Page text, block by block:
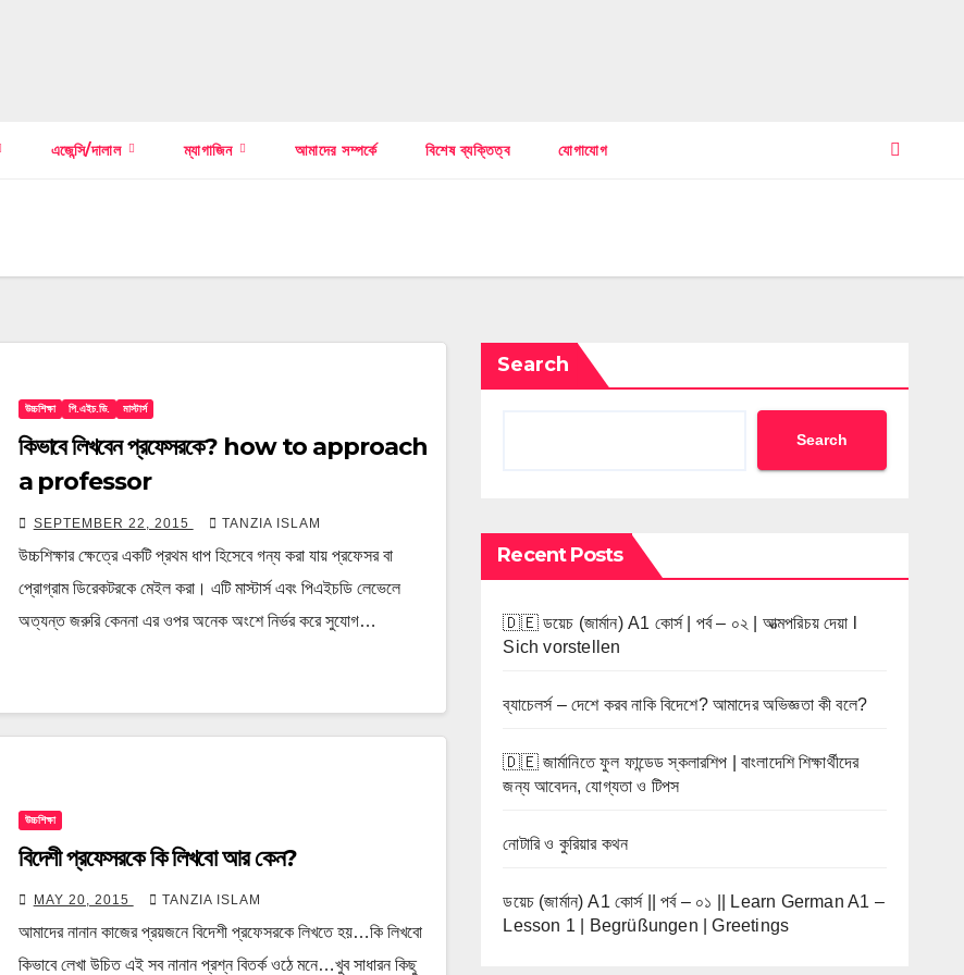
এজেন্সি/দালাল ম্যাগাজিন আমাদের সম্পর্কে বিশেষ ব্যক্তিত্ব যোগাযোগ
উচ্চশিক্ষা পি.এইচ.ডি. মাস্টার্স
কিভাবে লিখবেন প্রফেসরকে? how to approach
a professor
SEPTEMBER 22, 2015 TANZIA ISLAM
উচ্চশিক্ষার ক্ষেত্রে একটি প্রথম ধাপ হিসেবে গন্য করা যায় প্রফেসর বা
প্রোগ্রাম ডিরেকটরকে মেইল করা। এটি মাস্টার্স এবং পিএইচডি লেভেলে
অত্যন্ত জরুরি কেননা এর ওপর অনেক অংশে নির্ভর করে সুযোগ…
উচ্চশিক্ষা
বিদেশী প্রফেসরকে কি লিখবো আর কেন?
MAY 20, 2015 TANZIA ISLAM
আমাদের নানান কাজের প্রয়জনে বিদেশী প্রফেসরকে লিখতে হয়…কি লিখবো
কিভাবে লেখা উচিত এই সব নানান প্রশ্ন বিতর্ক ওঠে মনে…খুব সাধারন কিছু
Search
Search
Recent Posts
🇩🇪 ডয়েচ (জার্মান) A1 কোর্স | পর্ব – ০২ | আত্মপরিচয় দেয়া l
Sich vorstellen
ব্যাচেলর্স – দেশে করব নাকি বিদেশে? আমাদের অভিজ্ঞতা কী বলে?
🇩🇪 জার্মানিতে ফুল ফান্ডেড স্কলারশিপ | বাংলাদেশি শিক্ষার্থীদের
জন্য আবেদন, যোগ্যতা ও টিপস
নোটারি ও কুরিয়ার কথন
ডয়েচ (জার্মান) A1 কোর্স || পর্ব – ০১ || Learn German A1 –
Lesson 1 | Begrüßungen | Greetings